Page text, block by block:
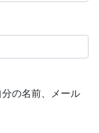
の名前、メール